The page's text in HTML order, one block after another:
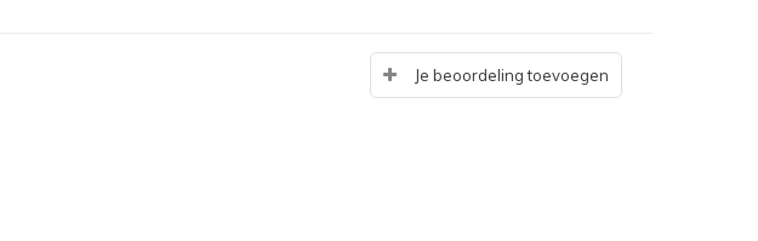
Je beoordeling toevoegen